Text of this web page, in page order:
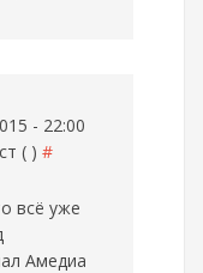
- 22:00
( ) #
всё уже
Амедиа